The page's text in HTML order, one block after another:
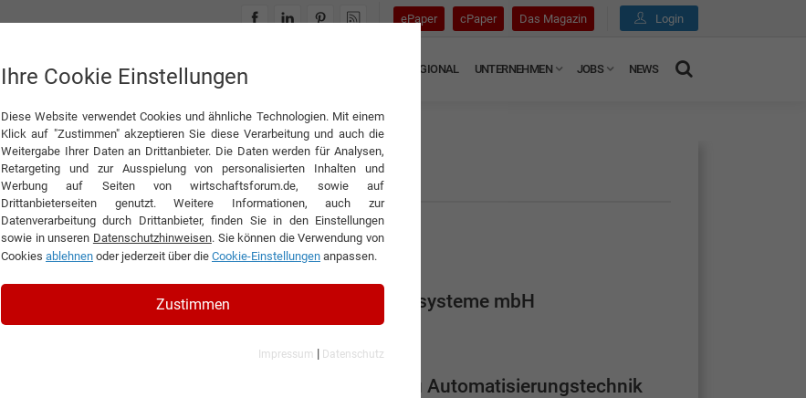
ePaper cPaper Das Magazin Login
INTERVIEWS REGIONAL UNTERNEHMEN JOBS NEWS
EPAPER STARKER MITTELSTAND
gevekom GmbH
BISS Gesellschaft für Büroinformationssysteme mbH
R.Brand Group GmbH
Kaffee Partner GmbH
LSA GmbH Leischnig Schaltschrankbau Automatisierungstechnik
Ihre Cookie Einstellungen
Diese Website verwendet Cookies und ähnliche Technologien. Mit einem
Klick auf "Zustimmen" akzeptieren Sie diese Verarbeitung und auch die
Weitergabe Ihrer Daten an Drittanbieter. Die Daten werden für Analysen,
Retargeting und zur Ausspielung von personalisierten Inhalten und
Werbung auf Seiten von wirtschaftsforum.de, sowie auf
Drittanbieterseiten genutzt. Weitere Informationen, auch zur
Datenverarbeitung durch Drittanbieter, finden Sie in den Einstellungen
sowie in unseren Datenschutzhinweisen. Sie können die Verwendung von
Cookies ablehnen oder jederzeit über die Cookie-Einstellungen anpassen.
Zustimmen
Impressum | Datenschutz